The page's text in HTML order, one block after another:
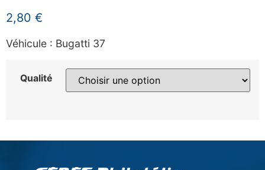
2,80 €
Véhicule : Bugatti 37
Qualité